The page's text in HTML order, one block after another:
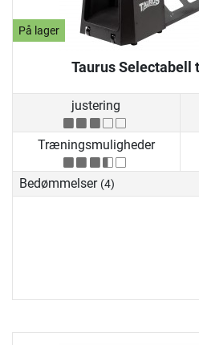
På lager
Taurus
justering
Træningsmuligheder
Bedømmelser (4)